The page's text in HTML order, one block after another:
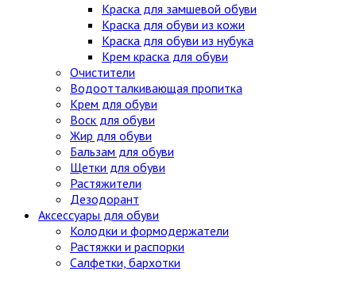
Краска для замшевой обуви
Краска для обуви из кожи
Краска для обуви из нубука
Крем краска для обуви
Очистители
Водоотталкивающая пропитка
Крем для обуви
Воск для обуви
Жир для обуви
Бальзам для обуви
Щетки для обуви
Растяжители
Дезодорант
Аксессуары для обуви
Колодки и формодержатели
Растяжки и распорки
Салфетки, бархотки